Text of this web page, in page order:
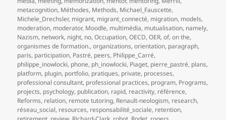
metacognition, Méthodes, Methods, Michael_Fauscette,
Michele_Drechsler, migrant, migrant_connecté, migration, models,
moderation, moderator, Moodle, multimédia, mutualisation, namely,
Nazism, network, night, no,Occupation,OECD,OER,of,on the,
organismes de formation.,organizations,orientation, paragraph,
paris, participation, Pastré, peers, Philippe_Carré,
philippe_inowlocki, phone, ph_inowlocki, Piaget, pierre_pastré, plans,
platform, plugin, portfolio, pratiques, private, processes,
professional consultant, professional practices, program, Programs,
projects, psychology, publication, rapid, reactivity, référence,
Reforms, relation, remote tutoring, Renault-neologism, research,
réseau_social, resources, responsabilité_sociale, retention,